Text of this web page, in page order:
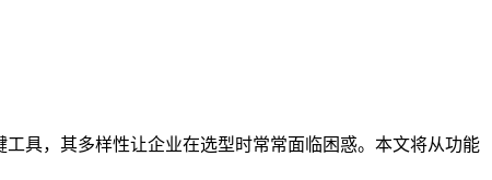
具，其多样性让企业在选型时常常面临困惑。本文将从功能